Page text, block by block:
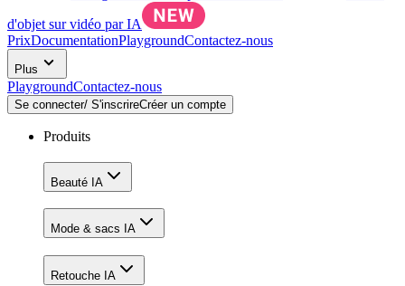
d'objet sur vidéo par IA
PrixDocumentationPlaygroundContactez-nous
Plus
PlaygroundContactez-nous
Se connecter/ S'inscrireCréer un compte
Produits
Beauté IA
Mode & sacs IA
Retouche IA